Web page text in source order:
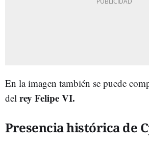
En la imagen también se puede
del rey Felipe VI.
Presencia histórica de